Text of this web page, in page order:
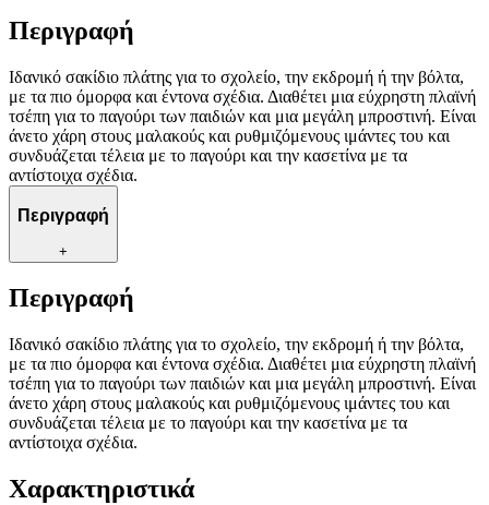
Περιγραφή
Ιδανικό σακίδιο πλάτης για το σχολείο, την εκδρομή ή την βόλτα,
με τα πιο όμορφα και έντονα σχέδια. Διαθέτει μια εύχρηστη πλαϊνή
τσέπη για το παγούρι των παιδιών και μια μεγάλη μπροστινή. Είναι
άνετο χάρη στους μαλακούς και ρυθμιζόμενους ιμάντες του και
συνδυάζεται τέλεια με το παγούρι και την κασετίνα με τα
αντίστοιχα σχέδια.
Περιγραφή
+
Περιγραφή
Ιδανικό σακίδιο πλάτης για το σχολείο, την εκδρομή ή την βόλτα,
με τα πιο όμορφα και έντονα σχέδια. Διαθέτει μια εύχρηστη πλαϊνή
τσέπη για το παγούρι των παιδιών και μια μεγάλη μπροστινή. Είναι
άνετο χάρη στους μαλακούς και ρυθμιζόμενους ιμάντες του και
συνδυάζεται τέλεια με το παγούρι και την κασετίνα με τα
αντίστοιχα σχέδια.
Χαρακτηριστικά